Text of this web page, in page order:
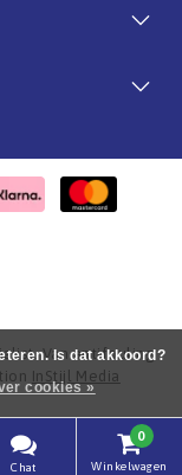
Van antifouling
InStijl Media
Chat
0
Winkelwagen
Is dat akkoord?
cookies »